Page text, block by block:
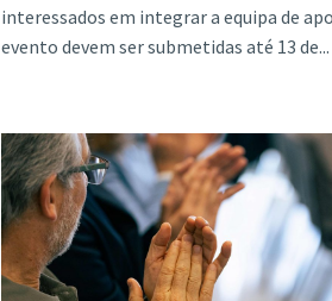
interessados em integrar a equipa de
evento devem ser submetidas até 13 de...